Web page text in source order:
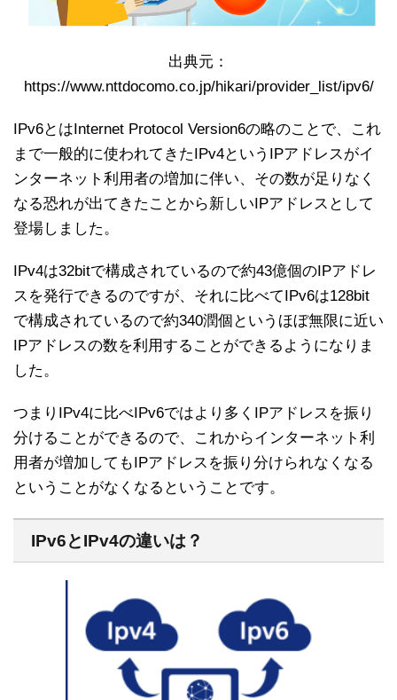
出典元：
https://www.nttdocomo.co.jp/hikari/provider_list/ipv6/
IPv6とはInternet Protocol Version6の略のことで、これ
まで一般的に使われてきたIPv4というIPアドレスがイ
ンターネット利用者の増加に伴い、その数が足りなく
なる恐れが出てきたことから新しいIPアドレスとして
登場しました。
IPv4は32bitで構成されているので約43億個のIPアドレ
スを発行できるのですが、それに比べてIPv6は128bit
で構成されているので約340潤個というほぼ無限に近い
IPアドレスの数を利用することができるようになりま
した。
つまりIPv4に比べIPv6ではより多くIPアドレスを振り
分けることができるので、これからインターネット利
用者が増加してもIPアドレスを振り分けられなくなる
ということがなくなるということです。
IPv6とIPv4の違いは？